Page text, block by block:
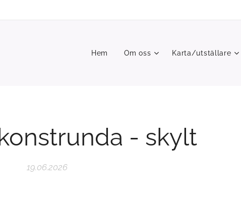
Hem Om oss Karta/utställare
- skylt
19.06.2026